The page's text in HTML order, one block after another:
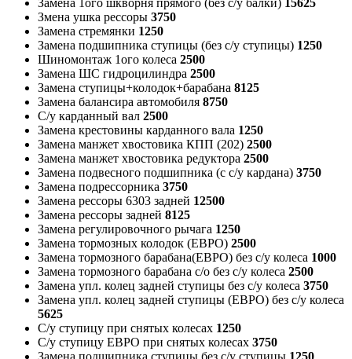
Замена 1ого шкворня прямого (без с/у балки) 15625
Змена ушка рессоры 3750
Замена стремянки 1250
Замена подшипника ступицы (без с/у ступицы) 1250
Шиномонтаж 1ого колеса 2500
Замена ШС гидроцилиндра 2500
Замена ступицы+колодок+барабана 8125
Замена балансира автомобиля 8750
С/у карданный вал 2500
Замена крестовины карданного вала 1250
Замена манжет хвостовика КПП (202) 2500
Замена манжет хвостовика редуктора 2500
Замена подвесного подшипника (с с/у кардана) 3750
Замена подрессорника 3750
Замена рессоры 6303 задней 12500
Замена рессоры задней 8125
Замена регулировочного рычага 1250
Замена тормозных колодок (ЕВРО) 2500
Замена тормозного барабана(ЕВРО) без с/у колеса 1000
Замена тормозного барабана с/о без с/у колеса 2500
Замена упл. колец задней ступицы без с/у колеса 3750
Замена упл. колец задней ступицы (ЕВРО) без с/у колеса
5625
С/у ступицу при снятых колесах 1250
С/у ступицу ЕВРО при снятых колесах 3750